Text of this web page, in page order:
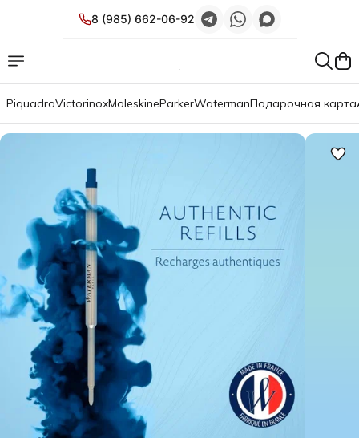
8 (985) 662-06-92
PiquadroVictorinoxMoleskineParkerWatermanПодарочная карта